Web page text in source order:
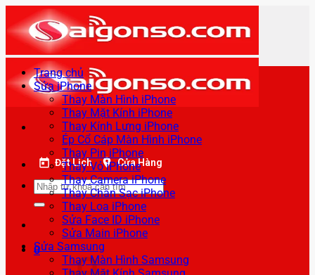
qua
nội
dung
Đặt Lịch Cửa Hàng
Tìm
kiếm:
0
Trang chủ
Sửa iPhone
Thay Màn Hình iPhone
Thay Mặt Kính iPhone
Thay Kính Lưng iPhone
Ép Cổ Cáp Màn Hình iPhone
Thay Pin iPhone
Thay Vỏ iPhone
Thay Camera iPhone
Thay Chân Sạc iPhone
Thay Loa iPhone
Sửa Face ID iPhone
Sửa Main iPhone
Sửa Samsung
Thay Màn Hình Samsung